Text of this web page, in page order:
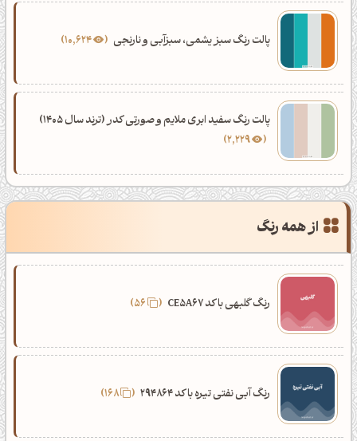
پالت رنگ سبز یشمی، سبزآبی و نارنجی 10,624
پالت رنگ سفید ابری ملایم و صورتی کدر (ترند سال 1405)
2,229
از همه رنگ
رنگ گلبهی با کد CE5A67
رنگ آبی نفتی تیره با کد 294864 168